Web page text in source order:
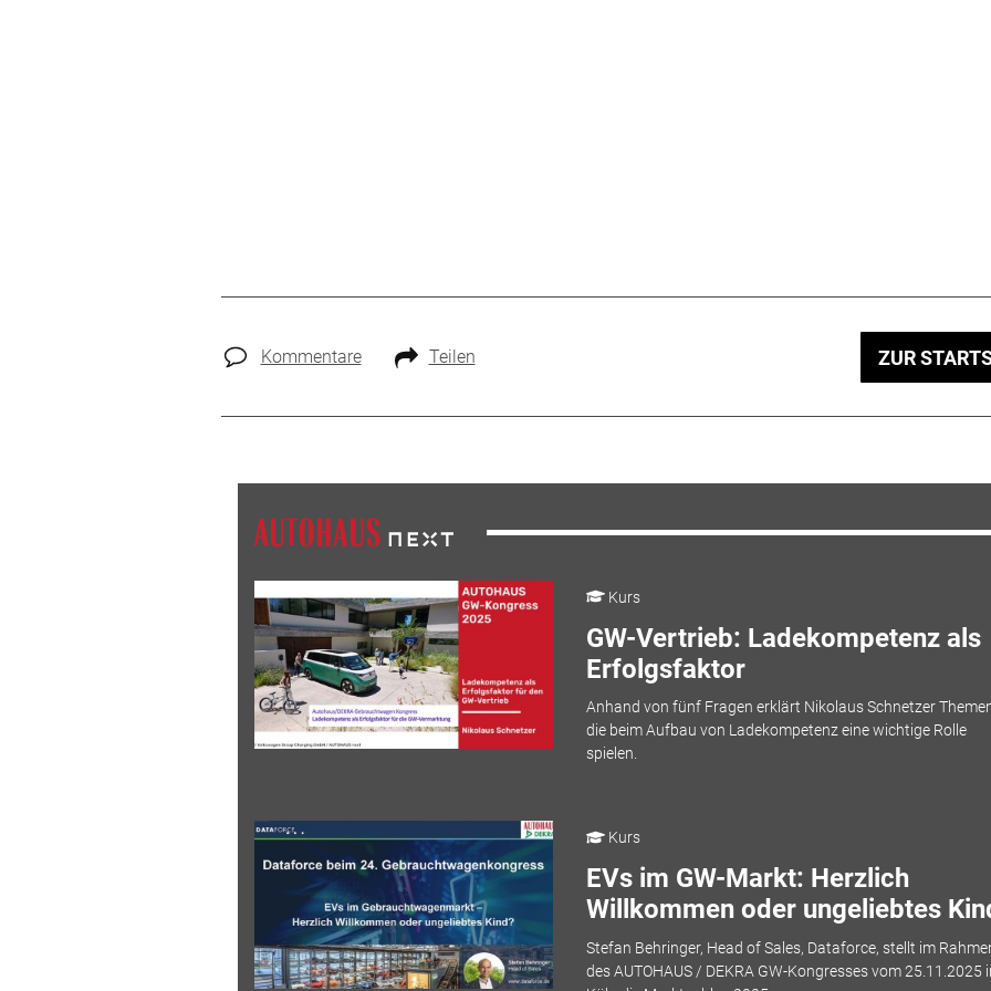
Kommentare Teilen ZUR
Kurs
GW-Vertrieb: Ladekompetenz als
Erfolgsfaktor
Anhand von fünf Fragen erklärt Nikolaus Schnetzer
die beim Aufbau von Ladekompetenz eine wichtige Rolle
spielen.
Kurs
EVs im GW-Markt: Herzlich
Willkommen oder ungeliebtes
Stefan Behringer, Head of Sales, Dataforce, stellt im
des AUTOHAUS / DEKRA GW-Kongresses vom 25.11.2025